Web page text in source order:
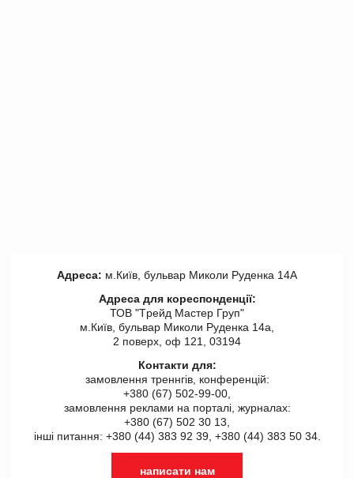
Адреса: м.Київ, бульвар Миколи Руденка 14А
Адреса для кореспонденції:
ТОВ "Tрейд Мастер Груп"
м.Київ, бульвар Миколи Руденка 14а,
2 поверх, оф 121, 03194
Контакти для:
замовлення треннгів, конференцій:
+380 (67) 502-99-00,
замовлення реклами на порталі, журналах:
+380 (67) 502 30 13,
інші питання: +380 (44) 383 92 39, +380 (44) 383 50 34.
написати нам